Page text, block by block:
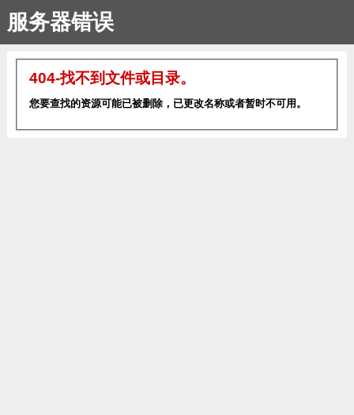
服务器错误
404-找不到文件或目录。
您要查找的资源可能已被删除，已更改名称或者暂时不可用。